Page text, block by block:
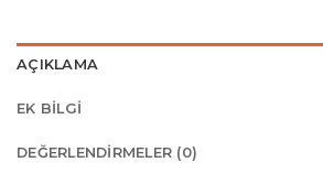
AÇIKLAMA
EK BILGI
DEĞERLENDIRMELER (0)